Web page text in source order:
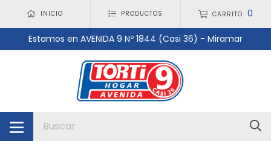
INICIO PRODUCTOS CARRITO 0
Estamos en AVENIDA 9 Nº 1844 (Casi 36) - Miramar